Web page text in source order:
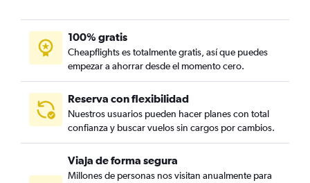
100% gratis
Cheapflights es totalmente gratis, así que puedes
empezar a ahorrar desde el momento cero.
Reserva con flexibilidad
Nuestros usuarios pueden hacer planes con total
confianza y buscar vuelos sin cargos por cambios.
Viaja de forma segura
Millones de personas nos visitan anualmente para